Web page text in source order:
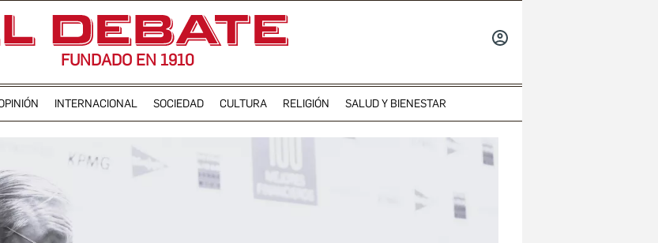
FUNDADO EN 1910
INTERNACIONAL SOCIEDAD CULTURA RELIGIÓN SALUD Y BIENESTAR